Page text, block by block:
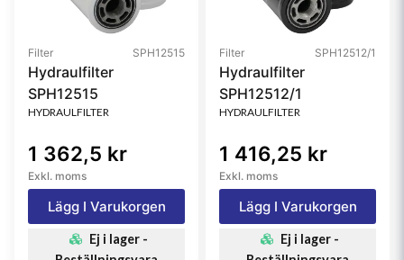
Filter SPH12515
Hydraulfilter
SPH12515
HYDRAULFILTER
1 362,5 kr
Exkl. moms
Lägg I Varukorgen
Ej i lager -
Filter SPH12512/1
Hydraulfilter
SPH12512/1
HYDRAULFILTER
1 416,25 kr
Exkl. moms
Lägg I Varukorgen
Ej i lager -